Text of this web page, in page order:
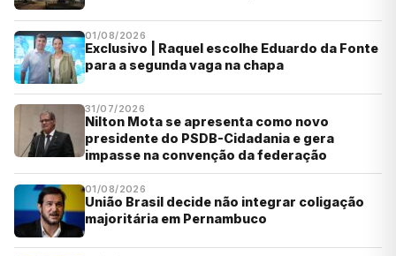
01/08/2026
Exclusivo | Raquel escolhe Eduardo da Fonte
para a segunda vaga na chapa
31/07/2026
Nilton Mota se apresenta como novo
presidente do PSDB-Cidadania e gera
impasse na convenção da federação
01/08/2026
União Brasil decide não integrar coligação
majoritária em Pernambuco